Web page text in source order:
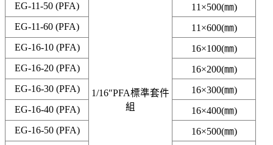
1/16″PFA標準套件
組
EG-11-50 (PFA)
11×500(㎜)
EG-11-60 (PFA)
11×600(㎜)
EG-16-10 (PFA)
16×100(㎜)
EG-16-20 (PFA)
16×200(㎜)
EG-16-30 (PFA)
16×300(㎜)
EG-16-40 (PFA)
16×400(㎜)
EG-16-50 (PFA)
16×500(㎜)